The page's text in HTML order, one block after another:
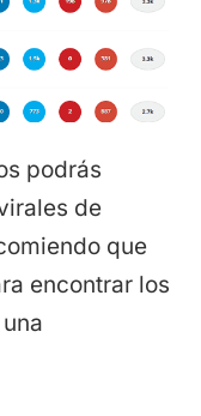
podrás
de
que
encontrar los